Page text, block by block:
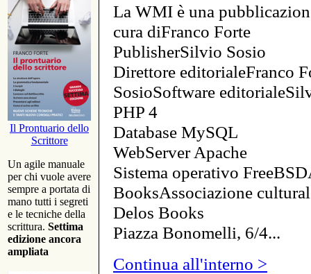
Il Prontuario dello
Scrittore
Un agile manuale
per chi vuole avere
sempre a portata di
mano tutti i segreti
e le tecniche della
scrittura. Settima
edizione ancora
ampliata
La WMI è una
cura diFranco Forte
PublisherSilvio Sosio
Direttore editorialeFranco
SosioSoftware
PHP 4
Database MySQL
WebServer Apache
Sistema operativo
BooksAssociazione
Delos Books
Piazza Bonomelli, 6/4...
Continua all'interno >